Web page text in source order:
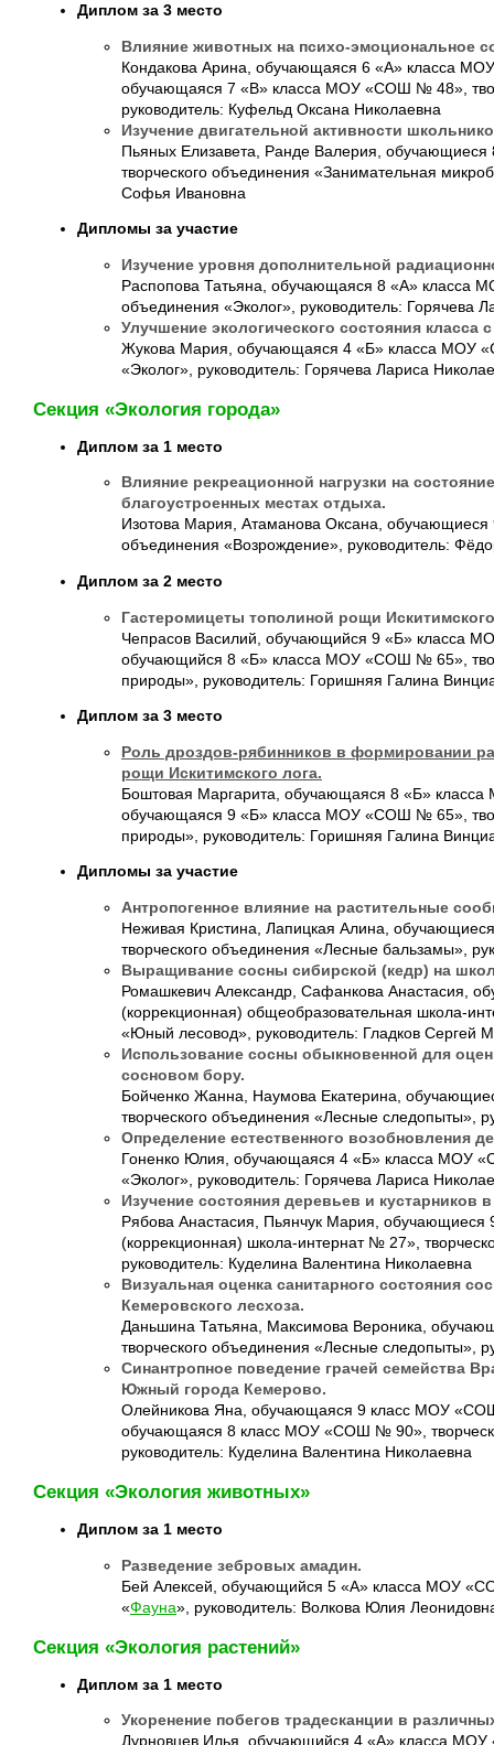
Диплом за 3 место
Влияние животных на психо-эмоциональное
Кондакова Арина, обучающаяся 6 «А» класса
обучающаяся 7 «В» класса МОУ «СОШ № 48»,
руководитель: Куфельд Оксана Николаевна
Изучение двигательной активности
Пьяных Елизавета, Ранде Валерия,
творческого объединения «Занимательная
Софья Ивановна
Дипломы за участие
Изучение уровня дополнительной
Распопова Татьяна, обучающаяся 8 «А» класса
объединения «Эколог», руководитель: Горячева
Улучшение экологического состояния
Жукова Мария, обучающаяся 4 «Б» класса МОУ
«Эколог», руководитель: Горячева Лариса
Секция «Экология города»
Диплом за 1 место
Влияние рекреационной нагрузки на
благоустроенных местах отдыха.
Изотова Мария, Атаманова Оксана,
объединения «Возрождение», руководитель:
Диплом за 2 место
Гастеромицеты тополиной рощи
Чепрасов Василий, обучающийся 9 «Б» класса
обучающийся 8 «Б» класса МОУ «СОШ № 65»,
природы», руководитель: Горишняя Галина
Диплом за 3 место
Роль дроздов-рябинников в формировании
рощи Искитимского лога.
Боштовая Маргарита, обучающаяся 8 «Б»
обучающаяся 9 «Б» класса МОУ «СОШ № 65»,
природы», руководитель: Горишняя Галина
Дипломы за участие
Антропогенное влияние на растительные
Неживая Кристина, Лапицкая Алина,
творческого объединения «Лесные бальзамы»,
Выращивание сосны сибирской (кедр) на
Ромашкевич Александр, Сафанкова Анастасия,
(коррекционная) общеобразовательная школа-
«Юный лесовод», руководитель: Гладков Сергей
Использование сосны обыкновенной для
сосновом бору.
Бойченко Жанна, Наумова Екатерина,
творческого объединения «Лесные следопыты»,
Определение естественного возобновления
Гоненко Юлия, обучающаяся 4 «Б» класса МОУ
«Эколог», руководитель: Горячева Лариса
Изучение состояния деревьев и
Рябова Анастасия, Пьянчук Мария,
(коррекционная) школа-интернат № 27»,
руководитель: Куделина Валентина Николаевна
Визуальная оценка санитарного состояния
Кемеровского лесхоза.
Даньшина Татьяна, Максимова Вероника,
творческого объединения «Лесные следопыты»,
Синантропное поведение грачей семейства
Южный города Кемерово.
Олейникова Яна, обучающаяся 9 класс МОУ
обучающаяся 8 класс МОУ «СОШ № 90»,
руководитель: Куделина Валентина Николаевна
Секция «Экология животных»
Диплом за 1 место
Разведение зебровых амадин.
Бей Алексей, обучающийся 5 «А» класса МОУ
«Фауна», руководитель: Волкова Юлия
Секция «Экология растений»
Диплом за 1 место
Укоренение побегов традесканции в
Дурновцев Илья, обучающийся 4 «А» класса